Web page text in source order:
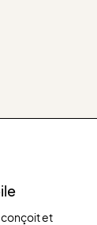
et